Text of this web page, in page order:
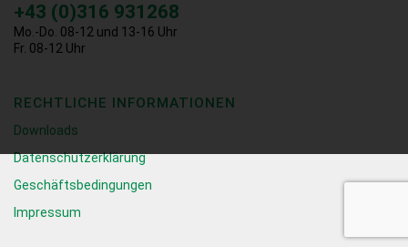
+43 (0)316 931268
Mo.-Do. 08-12 und 13-16 Uhr
Fr. 08-12 Uhr
RECHTLICHE INFORMATIONEN
Downloads
Datenschutzerklärung
Geschäftsbedingungen
Impressum